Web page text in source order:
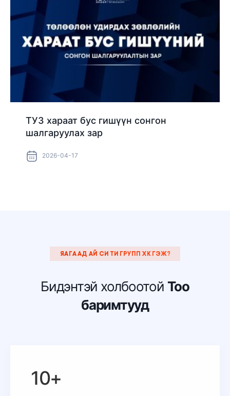
ТУЗ хараат бус гишүүн сонгон
шалгаруулах зар
2026-04-17
ЯАГААД АЙ СИ ТИ ГРУПП ХК ГЭЖ?
Бидэнтэй холбоотой Тоо
баримтууд
10+